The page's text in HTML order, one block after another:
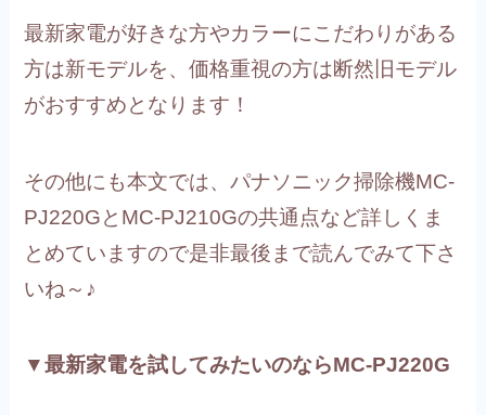
最新家電が好きな方やカラーにこだわりがある
方は新モデルを、価格重視の方は断然旧モデル
がおすすめとなります！
その他にも本文では、パナソニック掃除機MC-
PJ220GとMC-PJ210Gの共通点など詳しくま
とめていますので是非最後まで読んでみて下さ
いね～♪
▼最新家電を試してみたいのならMC-PJ220G